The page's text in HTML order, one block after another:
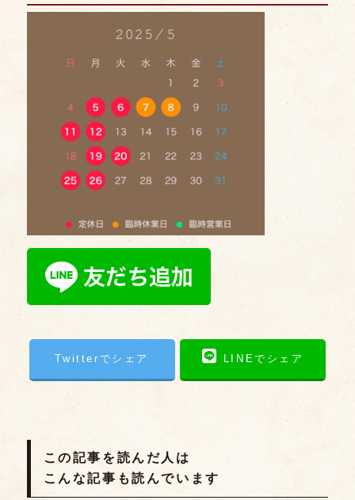
Twitterでシェア LINEでシェア
この記事を読んだ人は
こんな記事も読んでいます